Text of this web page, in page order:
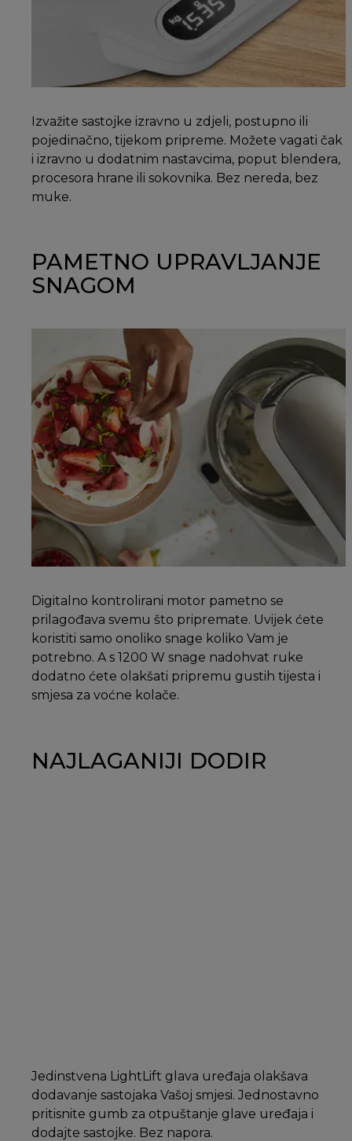
Izvažite sastojke izravno u zdjeli, postupno ili
pojedinačno, tijekom pripreme. Možete vagati čak
i izravno u dodatnim nastavcima, poput blendera,
procesora hrane ili sokovnika. Bez nereda, bez
muke.
PAMETNO UPRAVLJANJE
SNAGOM
Digitalno kontrolirani motor pametno se
prilagođava svemu što pripremate. Uvijek ćete
koristiti samo onoliko snage koliko Vam je
potrebno. A s 1200 W snage nadohvat ruke
dodatno ćete olakšati pripremu gustih tijesta i
smjesa za voćne kolače.
NAJLAGANIJI DODIR
Jedinstvena LightLift glava uređaja olakšava
dodavanje sastojaka Vašoj smjesi. Jednostavno
pritisnite gumb za otpuštanje glave uređaja i
dodajte sastojke. Bez napora.